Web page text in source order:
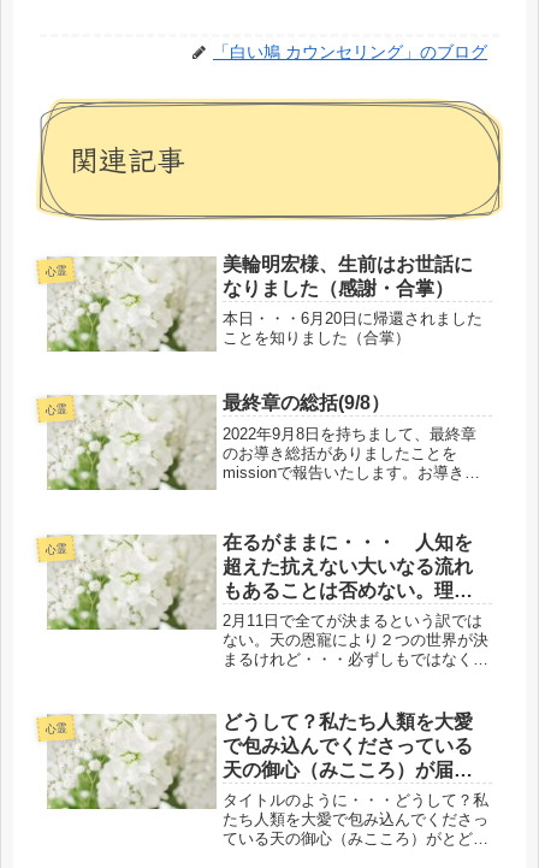
「白い鳩 カウンセリング」のブログ
関連記事
心霊
美輪明宏様、生前はお世話に
なりました（感謝・合掌）
本日・・・6月20日に帰還されました
ことを知りました（合掌）
心霊 最終章の総括(9/8）
2022年9月8日を持ちまして、最終章
のお導き総括がありましたことを
missionで報告いたします。お導き
括の共同創造となりました。表裏一体
にて、現地には3時間前位に着...
心霊
在るがままに・・・ 人知を
超えた抗えない大いなる流れ
もあることは否めない。理屈
では無い!!
2月11日で全てが決まるという訳では
ない。天の恩寵により２つの世界が決
まるけれど・・・必ずしもではなく、
への『神社リトリート&イニシェーシ
ョン』の天の大愛によるサポートのご
案内のお知らせがあります。
心霊
どうして？私たち人類を大愛
で包み込んでくださっている
天の御心（みこころ）が届か
ないのだろうか・・・？
タイトルのように・・・どうして？私
たち人類を大愛で包み込んでくださっ
ている天の御心（みこころ）がとどか